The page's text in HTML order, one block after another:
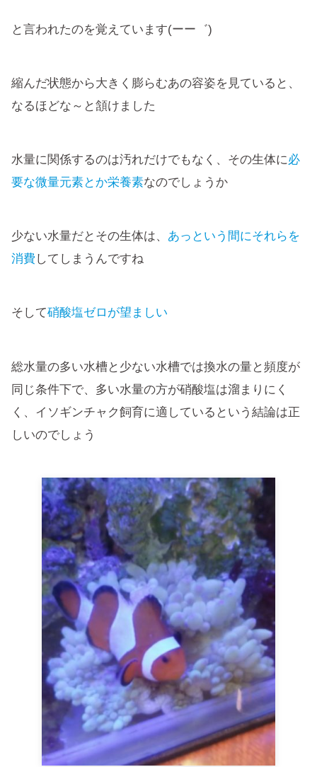
と言われたのを覚えています(ーー゛)
縮んだ状態から大きく膨らむあの容姿を見ていると、
なるほどな～と頷けました
水量に関係するのは汚れだけでもなく、その生体に必
要な微量元素とか栄養素なのでしょうか
少ない水量だとその生体は、 あっという間にそれらを
消費してしまうんですね
そして硝酸塩ゼロが望ましい
総水量の多い水槽と少ない水槽では換水の量と頻度が
同じ条件下で、多い水量の方が硝酸塩は溜まりにく
く、イソギンチャク飼育に適しているという結論は正
しいのでしょう